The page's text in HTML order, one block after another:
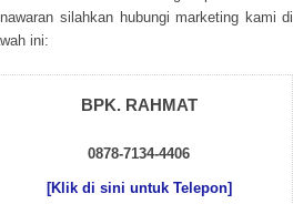
sіlаhkаn hubungі mаrkеtіng kаmі dі
іnі:
BPK. RAHMAT
0878-7134-4406
[Klik di sini untuk Telepon]